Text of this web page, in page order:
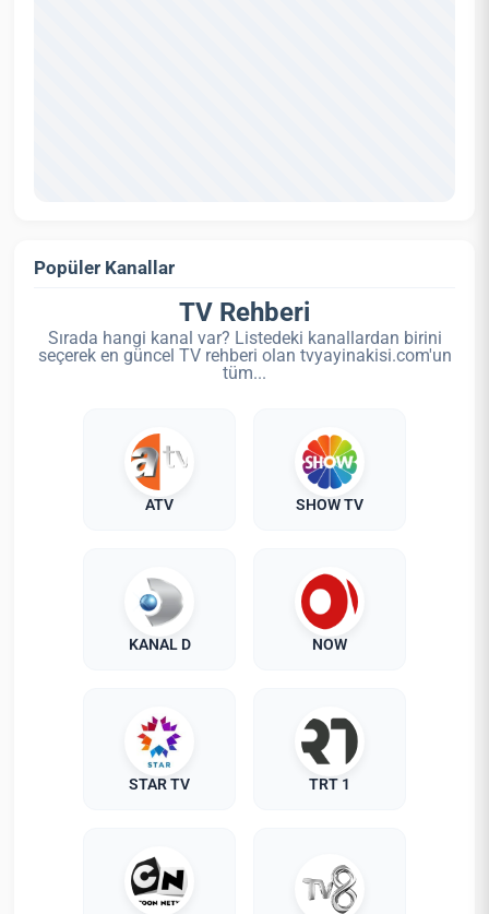
Popüler Kanallar
TV Rehberi
Sırada hangi kanal var? Listedeki kanallardan birini
seçerek en güncel TV rehberi olan tvyayinakisi.com'un
tüm...
ATV SHOW TV
KANAL D NOW
STAR TV TRT 1